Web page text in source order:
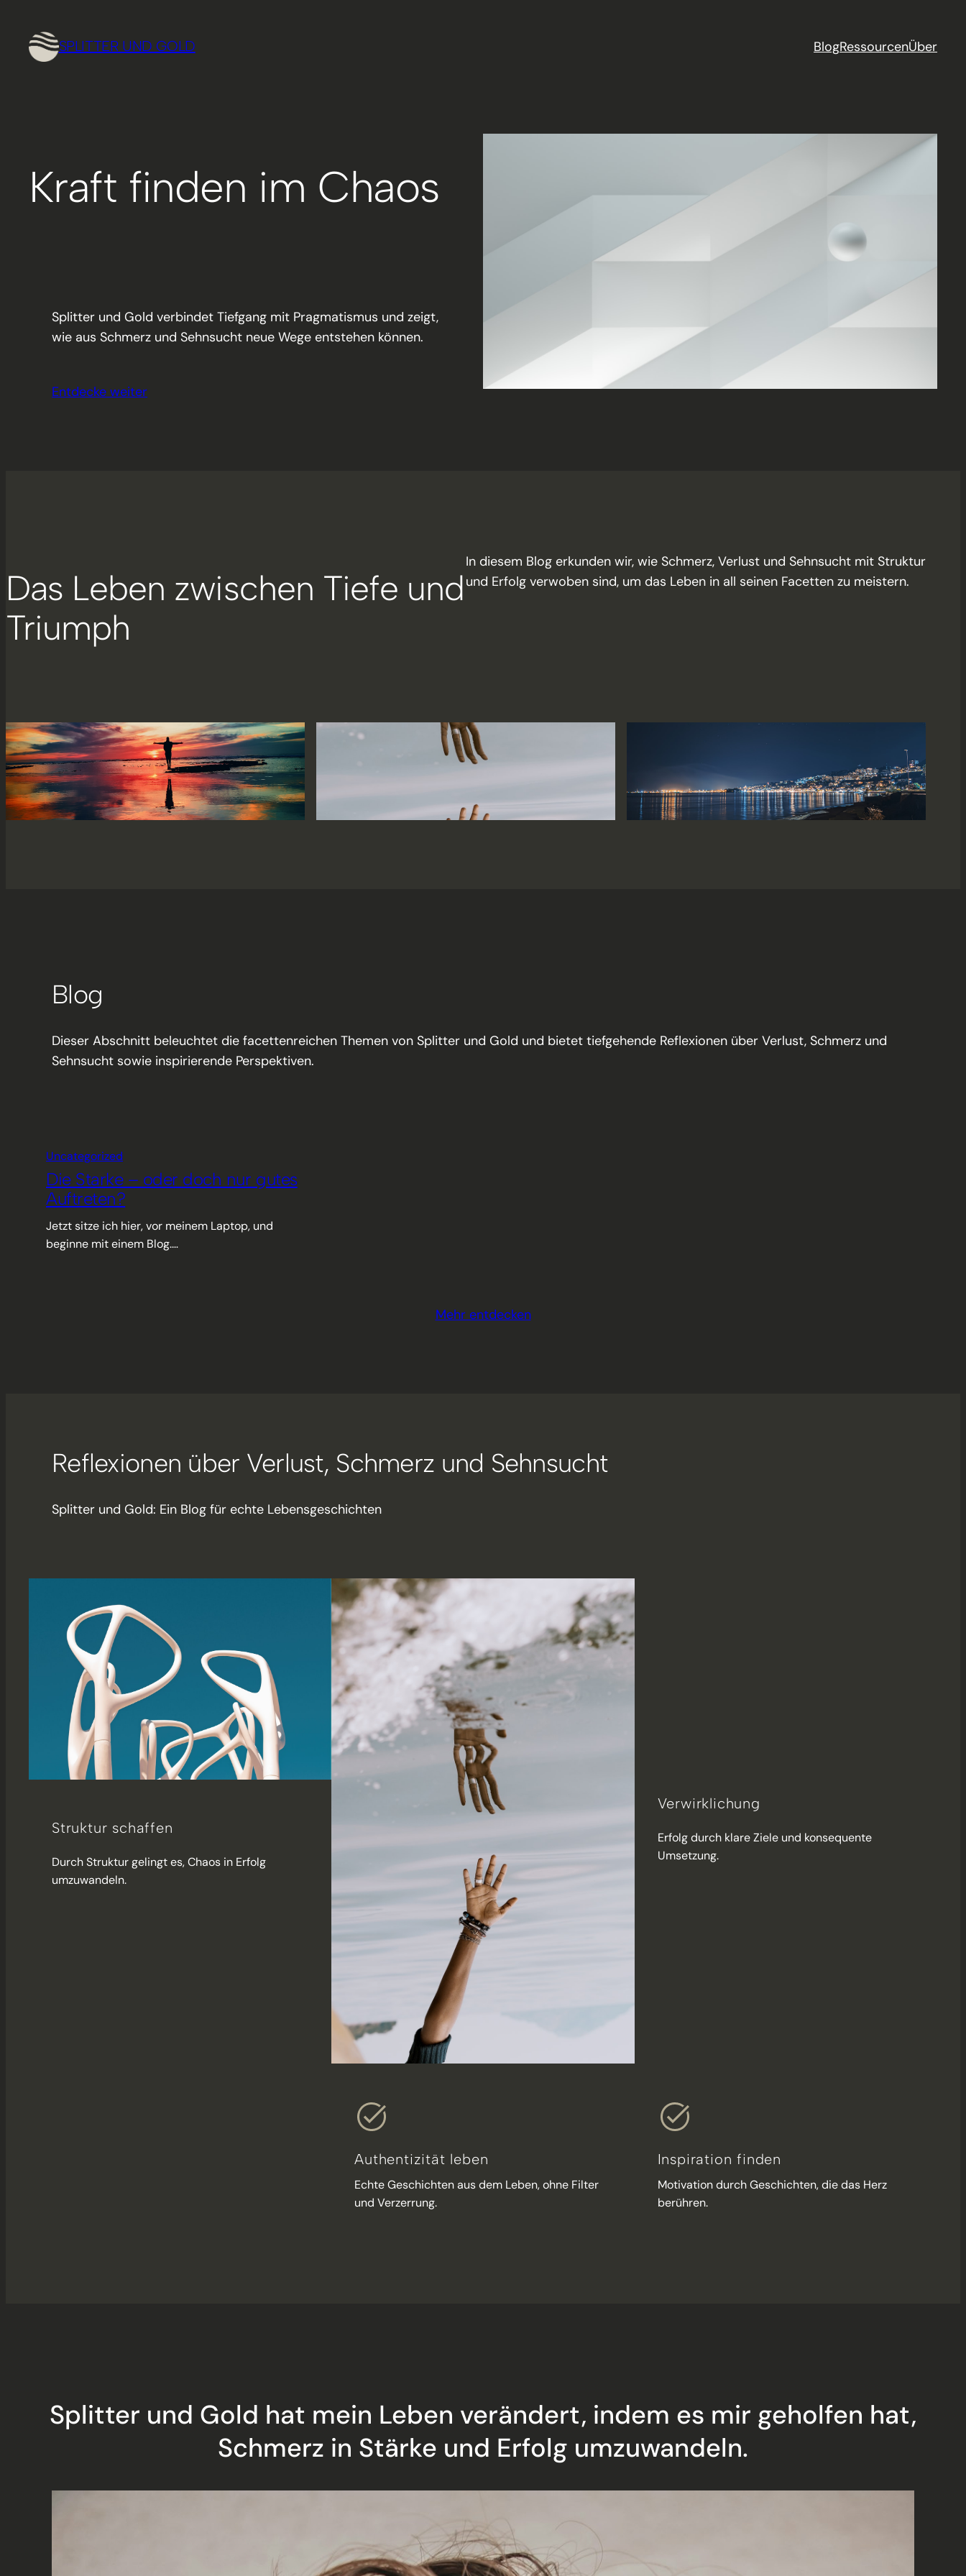
Inhalt
springen
SPLITTER UND GOLD BlogRessourcenÜber
Kraft finden im Chaos
Splitter und Gold verbindet Tiefgang mit Pragmatismus und zeigt,
wie aus Schmerz und Sehnsucht neue Wege entstehen können.
Entdecke weiter
Das Leben zwischen Tiefe und
Triumph
In diesem Blog erkunden wir, wie Schmerz, Verlust und Sehnsucht mit Struktur
und Erfolg verwoben sind, um das Leben in all seinen Facetten zu meistern.
Blog
Dieser Abschnitt beleuchtet die facettenreichen Themen von Splitter und Gold und bietet tiefgehende Reflexionen über Verlust, Schmerz und
Sehnsucht sowie inspirierende Perspektiven.
Uncategorized
Die Starke – oder doch nur gutes
Auftreten?
Jetzt sitze ich hier, vor meinem Laptop, und
beginne mit einem Blog.…
Mehr entdecken
Reflexionen über Verlust, Schmerz und Sehnsucht
Splitter und Gold: Ein Blog für echte Lebensgeschichten
Struktur schaffen
Durch Struktur gelingt es, Chaos in Erfolg
umzuwandeln.
Verwirklichung
Erfolg durch klare Ziele und konsequente
Umsetzung.
Authentizität leben
Echte Geschichten aus dem Leben, ohne Filter
und Verzerrung.
Inspiration finden
Motivation durch Geschichten, die das Herz
berühren.
Splitter und Gold hat mein Leben verändert, indem es mir geholfen hat,
Schmerz in Stärke und Erfolg umzuwandeln.